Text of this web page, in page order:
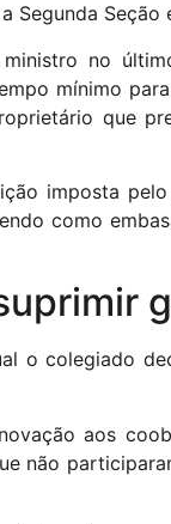
no
mínimo
que
imposta
como
o colegiado
aos
não